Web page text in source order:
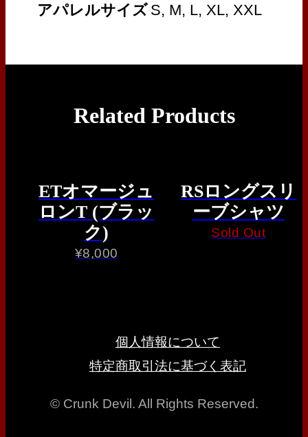
アパレルサイズS, M, L, XL, XXL
Related Products
ETオマージュ
ロンT (ブラッ
ク)
¥8,000
RSロングスリ
ーブシャツ
Sold Out
個人情報について
特定商取引法に基づく表記
© Crunk Devil. All Rights Reserved.